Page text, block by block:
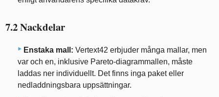
7.2 Nackdelar
Enstaka mall: Vertext42 erbjuder många mallar, men
var och en, inklusive Pareto-diagrammallen, måste
laddas ner individuellt. Det finns inga paket eller
nedladdningsbara uppsättningar.